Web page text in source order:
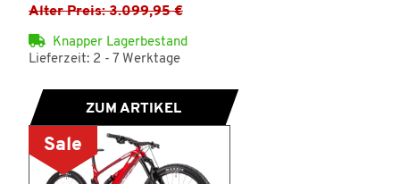
Alter Preis: 3.099,95 €
Knapper Lagerbestand
Lieferzeit: 2 - 7 Werktage
ZUM ARTIKEL
Sale